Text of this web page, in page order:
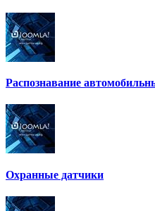
Распознавание
Охранные датчики